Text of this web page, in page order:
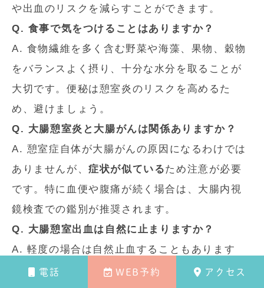
電話 WEB予約 アクセス
や出血のリスクを減らすことができます。
Q. 食事で気をつけることはありますか？
A. 食物繊維を多く含む野菜や海藻、果物、穀物
をバランスよく摂り、十分な水分を取ることが
大切です。便秘は憩室炎のリスクを高めるた
め、避けましょう。
Q. 大腸憩室炎と大腸がんは関係ありますか？
A. 憩室症自体が大腸がんの原因になるわけでは
ありませんが、症状が似ているため注意が必要
です。特に血便や腹痛が続く場合は、大腸内視
鏡検査での鑑別が推奨されます。
Q. 大腸憩室出血は自然に止まりますか？
A. 軽度の場合は自然止血することもあります
が、出血が多い場合や繰り返す場合は、内視鏡